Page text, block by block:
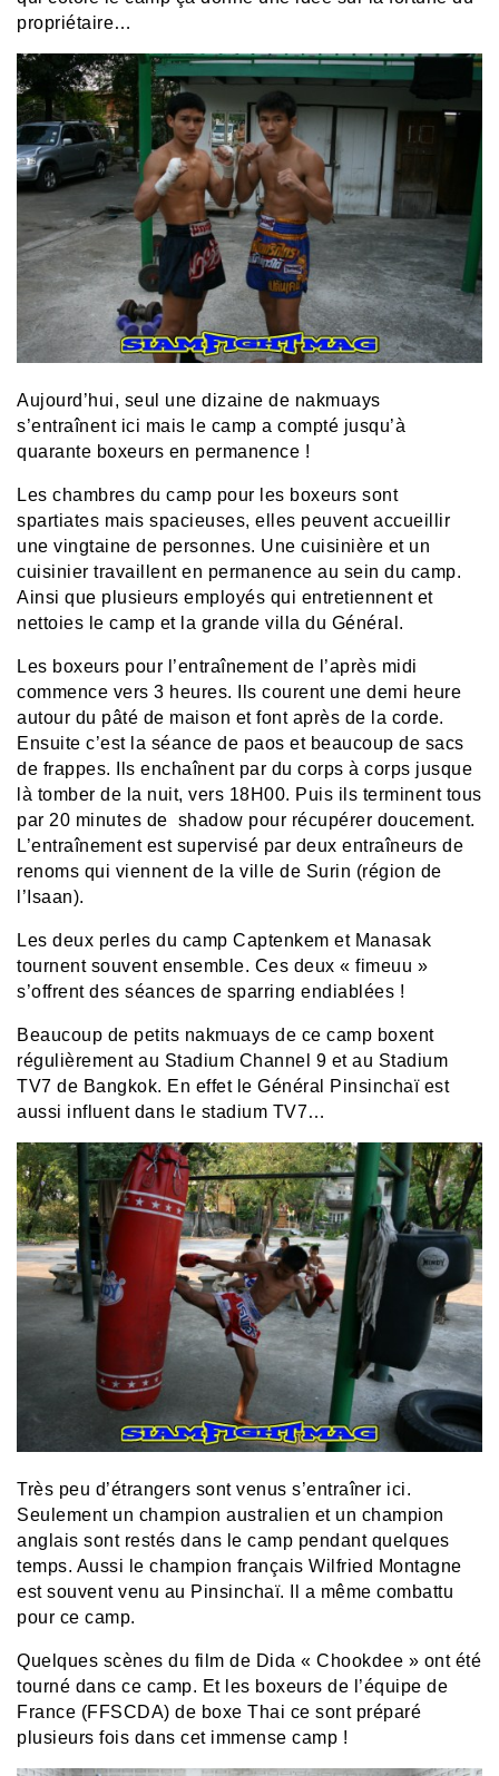
propriétaire…
Aujourd’hui, seul une dizaine de nakmuays
s’entraînent ici mais le camp a compté jusqu’à
quarante boxeurs en permanence !
Les chambres du camp pour les boxeurs sont
spartiates mais spacieuses, elles peuvent accueillir
une vingtaine de personnes. Une cuisinière et un
cuisinier travaillent en permanence au sein du camp.
Ainsi que plusieurs employés qui entretiennent et
nettoies le camp et la grande villa du Général.
Les boxeurs pour l’entraînement de l’après midi
commence vers 3 heures. Ils courent une demi heure
autour du pâté de maison et font après de la corde.
Ensuite c’est la séance de paos et beaucoup de sacs
de frappes. Ils enchaînent par du corps à corps jusque
là tomber de la nuit, vers 18H00. Puis ils terminent tous
par 20 minutes de shadow pour récupérer doucement.
L’entraînement est supervisé par deux entraîneurs de
renoms qui viennent de la ville de Surin (région de
l’Isaan).
Les deux perles du camp Captenkem et Manasak
tournent souvent ensemble. Ces deux « fimeuu »
s’offrent des séances de sparring endiablées !
Beaucoup de petits nakmuays de ce camp boxent
régulièrement au Stadium Channel 9 et au Stadium
TV7 de Bangkok. En effet le Général Pinsinchaï est
aussi influent dans le stadium TV7…
Très peu d’étrangers sont venus s’entraîner ici.
Seulement un champion australien et un champion
anglais sont restés dans le camp pendant quelques
temps. Aussi le champion français Wilfried Montagne
est souvent venu au Pinsinchaï. Il a même combattu
pour ce camp.
Quelques scènes du film de Dida « Chookdee » ont été
tourné dans ce camp. Et les boxeurs de l’équipe de
France (FFSCDA) de boxe Thai ce sont préparé
plusieurs fois dans cet immense camp !